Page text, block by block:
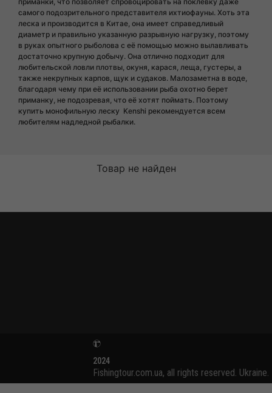
самого подозрительного представителя ихтиофауны. Хоть эта
леска и производится в Китае, она имеет справедливый
диаметр и правильно указанную разрывную нагрузку, поэтому
в руках опытного рыболова с её помощью можно вылавливать
достаточно крупную добычу. Она отлично подходит для
любительской ловли плотвы, окуня, карася, леща, густеры, а
также некрупных карпов, щук и судаков. Малозаметна в воде,
благодаря чему при её использовании рыба охотно берет
приманку, не подозревая, что её хотят поймать. Поэтому
купить монофильную леску Kenshi рекомендуется всем
любителям надледной рыбалки.
Товар не найден
2024
Fishingtour.com.ua, all rights reserved. Ukraine.